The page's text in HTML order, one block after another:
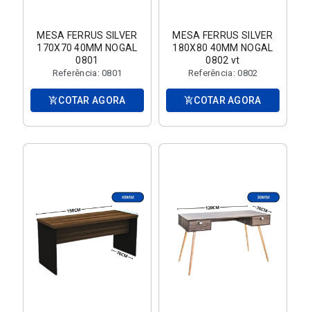
MESA FERRUS SILVER
170X70 40MM NOGAL
0801
Referência: 0801
add_shopping_cart COTAR AGORA
MESA FERRUS SILVER
180X80 40MM NOGAL
0802 vt
Referência: 0802
add_shopping_cart COTAR AGORA